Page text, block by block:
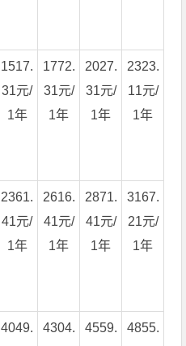
1517.
31元/
1年
1772.
31元/
1年
2027.
31元/
1年
2323.
11元/
1年
2361.
41元/
1年
2616.
41元/
1年
2871.
41元/
1年
3167.
21元/
1年
4049.
4304.
4559.
4855.